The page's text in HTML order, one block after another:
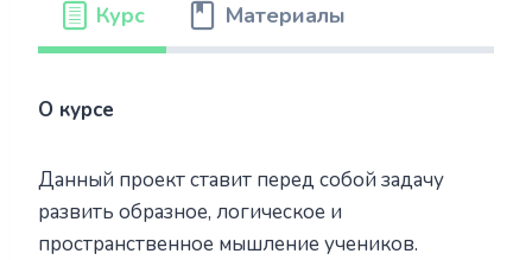
Курс Материалы
О курсе
Данный проект ставит перед собой задачу
развить образное, логическое и
пространственное мышление учеников.